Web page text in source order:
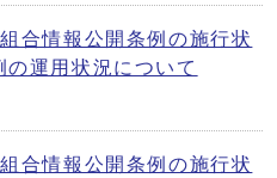
合情報公開条例の施行状
運用状況について
合情報公開条例の施行状